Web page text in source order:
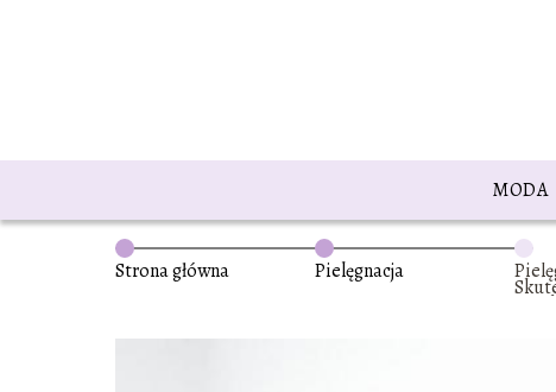
MODA
Strona główna Pielęgnacja